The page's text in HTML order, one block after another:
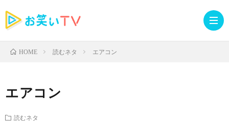
HOME 読むネタ エアコン
エアコン
読むネタ